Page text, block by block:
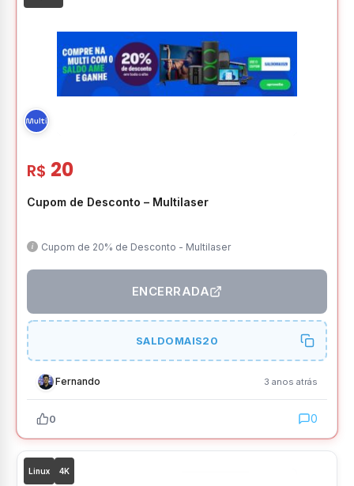
R$ 20
Cupom de Desconto – Multilaser
Cupom de 20% de Desconto - Multilaser
ENCERRADA
SALDOMAIS20
Fernando 3 anos atrás
0 0
Linux 4K